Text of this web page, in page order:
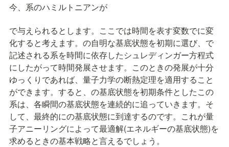
今、系のハミルトニアンが
で与えられるとします。ここでは時間を表す変数でに変
化すると考えます。 の自明な基底状態を初期に選び、 で
記述される系を時間に依存したシュレディンガー方程式
にしたがって時間発展させます。このときの発展が十分
ゆっくりであれば、量子力学の断熱定理を適用すること
ができます。すると、 の基底状態を初期条件としたこの
系は、各瞬間の基底状態を連続的に追っていきます。そ
して、最終的にの基底状態に到達するのです。これが量
子アニーリングによって最適解(エネルギーの基底状態)を
求めるときの基本戦略と言えるでしょう。